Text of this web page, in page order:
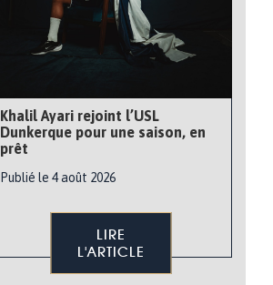
Khalil Ayari rejoint l’USL
Dunkerque pour une saison, en
prêt
Publié le 4 août 2026
LIRE
L'ARTICLE